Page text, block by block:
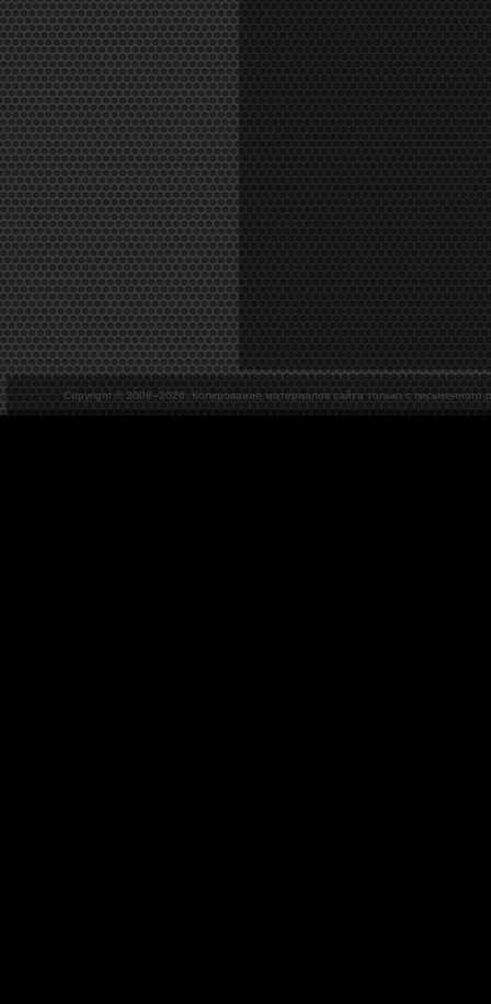
Copyright © 2008–2026. Копирование материалов сайта только с